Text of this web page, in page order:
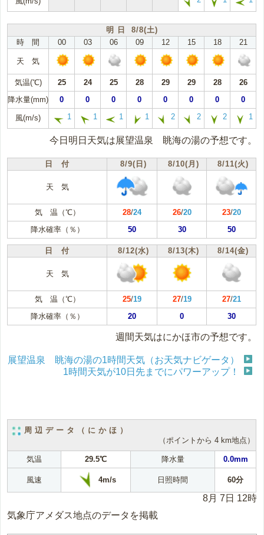
明 日 8/8(土)
時 間
00 03 06 09 12 15 18 21
天 気
気温(℃) 25 24 25 28 29 29 28
26
降水量(mm)
0 0 0 0 0 0 0 0
風(m/s) 1 1 1 1 2 2 2 1
今日明日天気は展望温泉 眺海の湯の予想です。
日 付 8/9(日) 8/10(月) 8/11(火)
天 気
気 温（℃） 28/24 26/20 23/20
降水確率（％）
50 30 50
日 付 8/12(水) 8/13(木) 8/14(金)
天 気
気 温（℃） 25/19 27/19 27/21
降水確率（％）
20 0 30
週間天気はにかほ市の予想です。
展望温泉 眺海の湯の1時間天気（お天気ナビゲータ）
1時間天気が10日先までにパワーアップ！
周辺データ（にかほ）
（ポイントから 4 km地点）
気温 29.5℃ 降水量 0.0mm
風速 4m/s 日照時間 60分
8月 7日 12時
気象庁アメダス地点のデータを掲載